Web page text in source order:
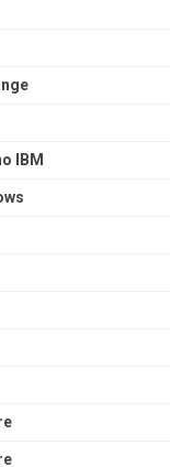
IBM